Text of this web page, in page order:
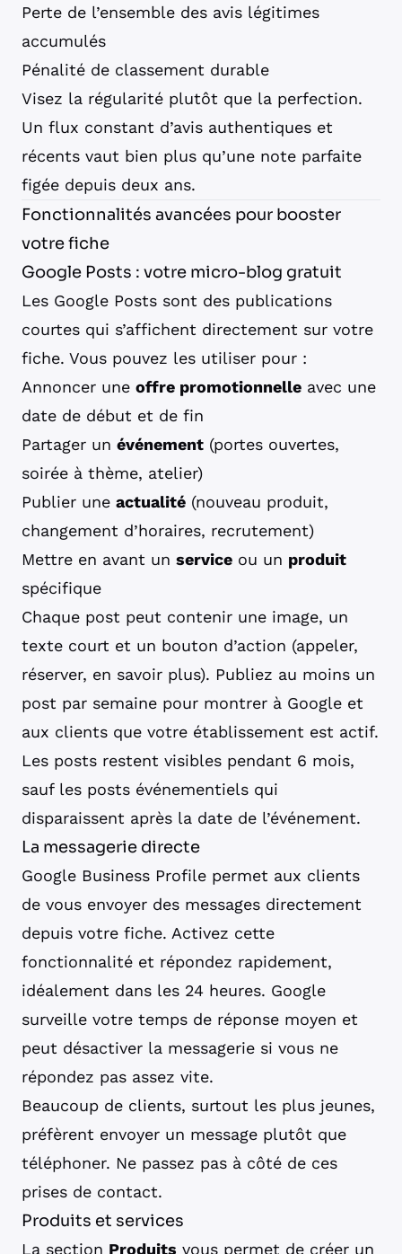
Perte de l’ensemble des avis légitimes
accumulés
Pénalité de classement durable
Visez la régularité plutôt que la perfection.
Un flux constant d’avis authentiques et
récents vaut bien plus qu’une note parfaite
figée depuis deux ans.
Fonctionnalités avancées pour booster
votre fiche
Google Posts : votre micro-blog gratuit
Les Google Posts sont des publications
courtes qui s’affichent directement sur votre
fiche. Vous pouvez les utiliser pour :
Annoncer une offre promotionnelle avec une
date de début et de fin
Partager un événement (portes ouvertes,
soirée à thème, atelier)
Publier une actualité (nouveau produit,
changement d’horaires, recrutement)
Mettre en avant un service ou un produit
spécifique
Chaque post peut contenir une image, un
texte court et un bouton d’action (appeler,
réserver, en savoir plus). Publiez au moins un
post par semaine pour montrer à Google et
aux clients que votre établissement est actif.
Les posts restent visibles pendant 6 mois,
sauf les posts événementiels qui
disparaissent après la date de l’événement.
La messagerie directe
Google Business Profile permet aux clients
de vous envoyer des messages directement
depuis votre fiche. Activez cette
fonctionnalité et répondez rapidement,
idéalement dans les 24 heures. Google
surveille votre temps de réponse moyen et
peut désactiver la messagerie si vous ne
répondez pas assez vite.
Beaucoup de clients, surtout les plus jeunes,
préfèrent envoyer un message plutôt que
téléphoner. Ne passez pas à côté de ces
prises de contact.
Produits et services
La section Produits vous permet de créer un